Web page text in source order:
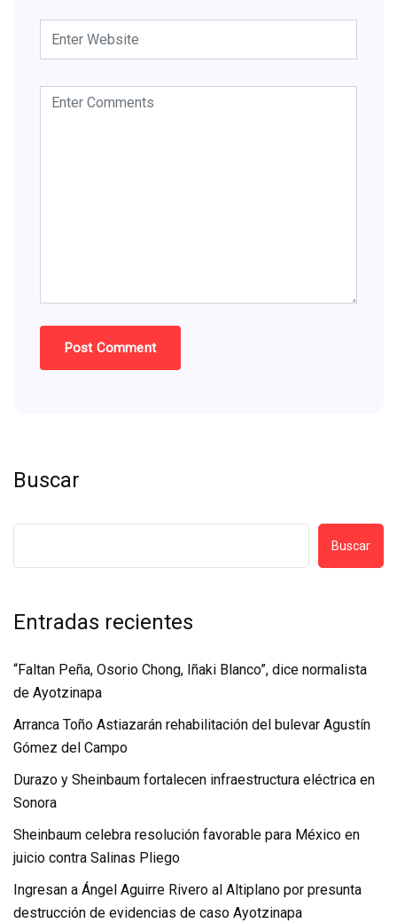
Buscar
Buscar
Entradas recientes
“Faltan Peña, Osorio Chong, Iñaki Blanco”, dice normalista
de Ayotzinapa
Arranca Toño Astiazarán rehabilitación del bulevar Agustín
Gómez del Campo
Durazo y Sheinbaum fortalecen infraestructura eléctrica en
Sonora
Sheinbaum celebra resolución favorable para México en
juicio contra Salinas Pliego
Ingresan a Ángel Aguirre Rivero al Altiplano por presunta
destrucción de evidencias de caso Ayotzinapa